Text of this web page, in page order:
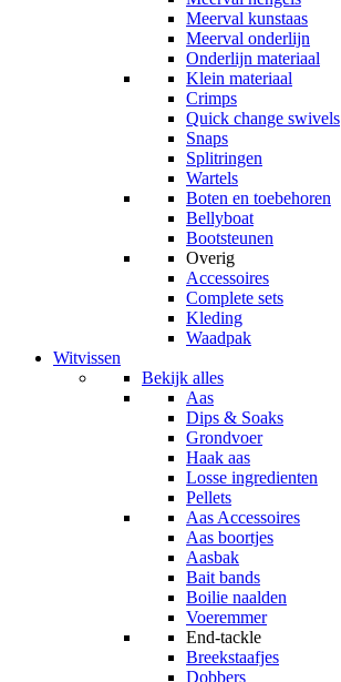
Meerval kunstaas
Meerval onderlijn
Onderlijn materiaal
Klein materiaal
Crimps
Quick change swivels
Snaps
Splitringen
Wartels
Boten en toebehoren
Bellyboat
Bootsteunen
Overig
Accessoires
Complete sets
Kleding
Waadpak
Witvissen
Bekijk alles
Aas
Dips & Soaks
Grondvoer
Haak aas
Losse ingredienten
Pellets
Aas Accessoires
Aas boortjes
Aasbak
Bait bands
Boilie naalden
Voeremmer
End-tackle
Breekstaafjes
Dobbers